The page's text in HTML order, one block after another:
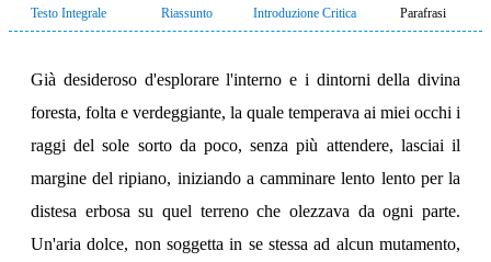
Testo Integrale Riassunto Introduzione Critica Parafrasi
Già desideroso d'esplorare l'interno e i dintorni della divina
foresta, folta e verdeggiante, la quale temperava ai miei occhi i
raggi del sole sorto da poco, senza più attendere, lasciai il
margine del ripiano, iniziando a camminare lento lento per la
distesa erbosa su quel terreno che olezzava da ogni parte.
Un'aria dolce, non soggetta in se stessa ad alcun mutamento,